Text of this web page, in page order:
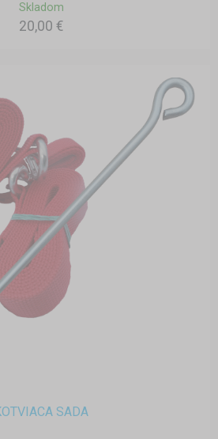
Skladom
20,00 €
SADA